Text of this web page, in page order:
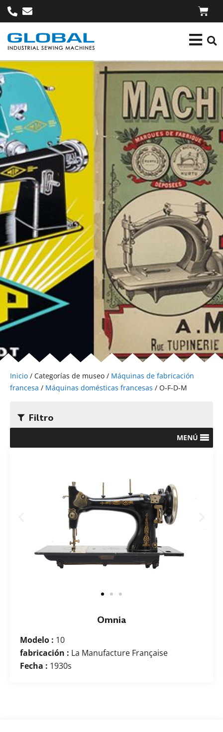
Inicio / Categorías de museo / Máquinas de fabricación
francesa / Máquinas domésticas francesas / O-F-D-M
Filtro
MENÚ
Omnia
Modelo : 10
fabricación : La Manufacture Française
Fecha : 1930s